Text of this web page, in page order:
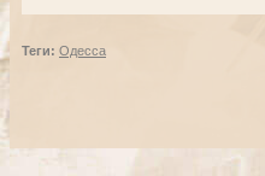
Теги: Одесса